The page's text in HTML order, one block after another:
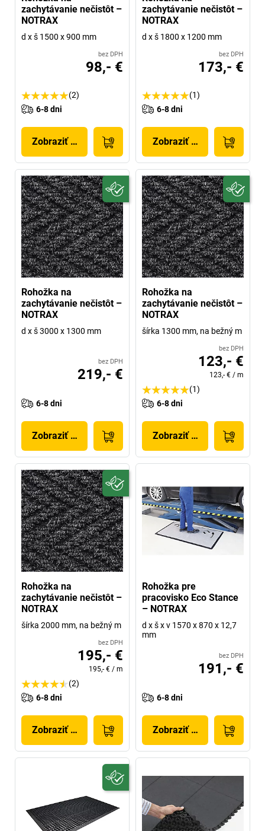
zachytávanie nečistôt –
NOTRAX
d x š 1500 x 900 mm
bez DPH
98,- €
(2)
6-8 dni
Zobraziť produkt
zachytávanie nečistôt –
NOTRAX
d x š 1800 x 1200 mm
bez DPH
173,- €
(1)
6-8 dni
Zobraziť produkt
Rohožka na
zachytávanie nečistôt –
NOTRAX
d x š 3000 x 1300 mm
bez DPH
219,- €
6-8 dni
Zobraziť produkt
Rohožka na
zachytávanie nečistôt –
NOTRAX
šírka 1300 mm, na bežný m
bez DPH
123,- €
123,- € / m
(1)
6-8 dni
Zobraziť produkt
Rohožka na
zachytávanie nečistôt –
NOTRAX
šírka 2000 mm, na bežný m
bez DPH
195,- €
195,- € / m
(2)
6-8 dni
Zobraziť produkt
Rohožka pre
pracovisko Eco Stance
– NOTRAX
d x š x v 1570 x 870 x 12,7
mm
bez DPH
191,- €
6-8 dni
Zobraziť produkt